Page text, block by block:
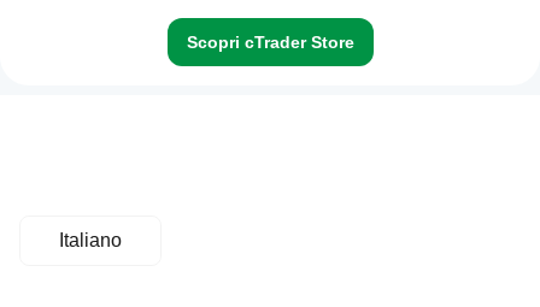
Scopri cTrader Store
Italiano